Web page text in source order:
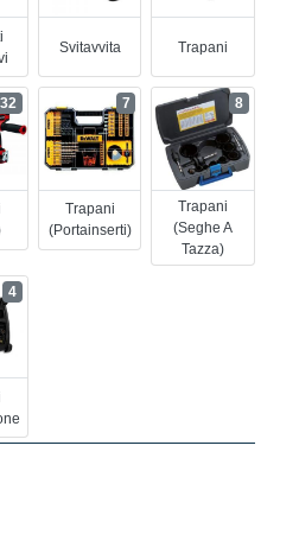
Svitavvita Trapani
32
Trapani
(portainserti)
7
Trapani
(seghe A
Tazza)
8
4